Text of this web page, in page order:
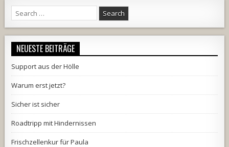
Search
for:
NEUESTE BEITRÄGE
Support aus der Hölle
Warum erst jetzt?
Sicher ist sicher
Roadtripp mit Hindernissen
Frischzellenkur für Paula